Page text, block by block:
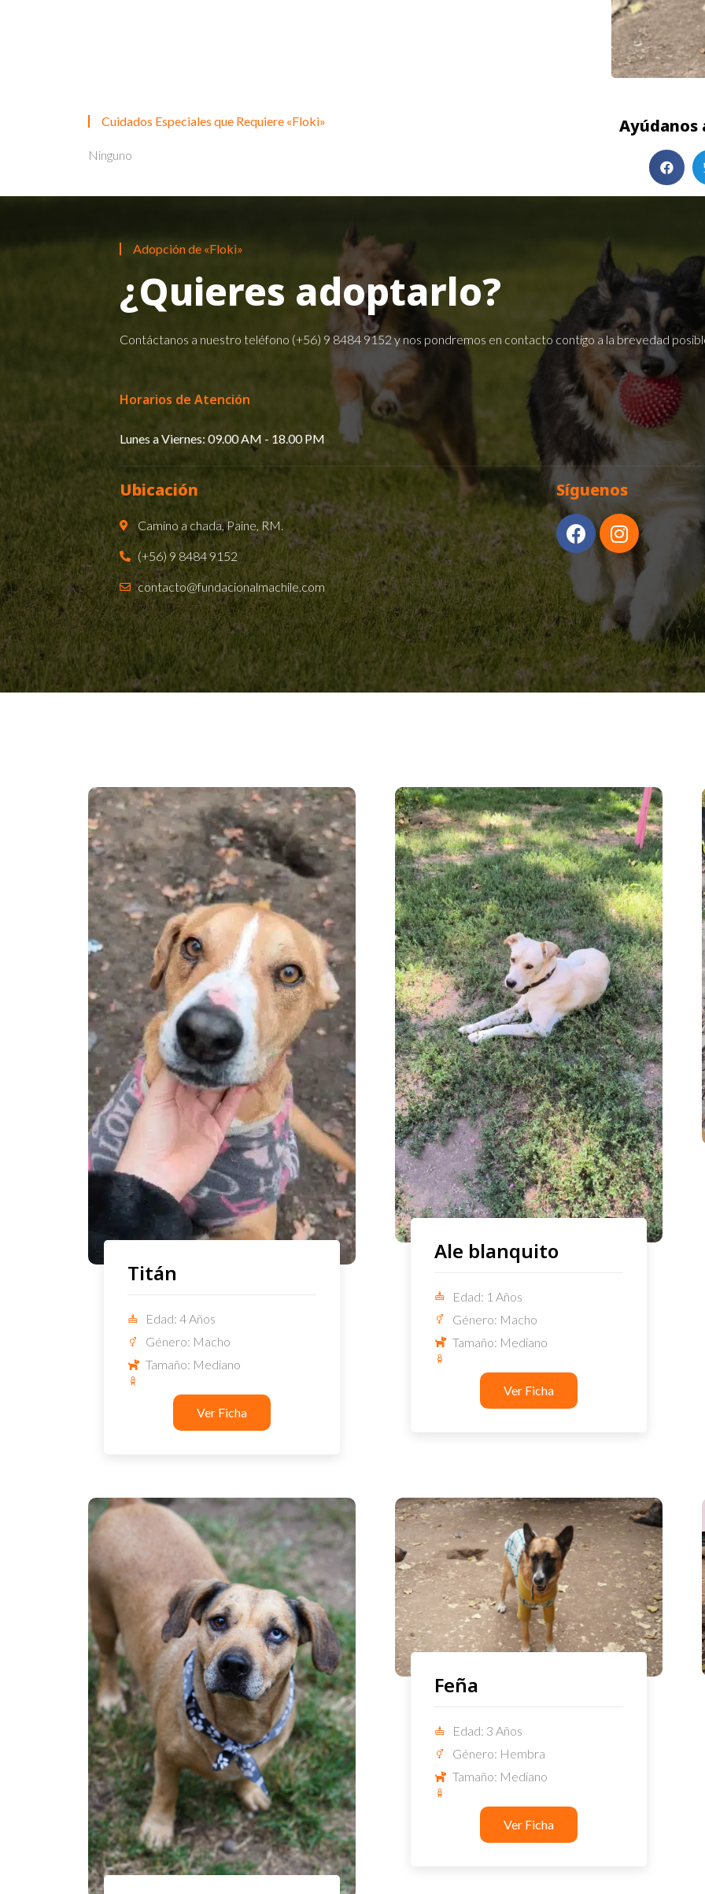
Cuidados Especiales que Requiere «Floki»
Ninguno
Ayúdanos
Adopción de «Floki»
¿Quieres adoptarlo?
Contáctanos a nuestro teléfono (+56) 9 8484 9152y nos pondremos en contacto contigo a la brevedad
Horarios de Atención
Lunes a Viernes: 09.00 AM - 18.00 PM​
Ubicación
Camino a chada, Paine, RM.
(+56) 9 8484 9152
contacto@fundacionalmachile.com
Síguenos
Titán
Edad: 4 Años
Género: Macho
Tamaño: Mediano
Ver Ficha
Ale blanquito
Edad: 1 Años
Género: Macho
Tamaño: Mediano
Ver Ficha
Feña
Edad: 3 Años
Género: Hembra
Tamaño: Mediano
Ver Ficha